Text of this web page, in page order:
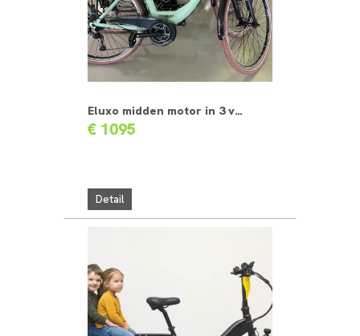
Eluxo midden motor in 3 verschillende kleuren
€ 1095
Detail